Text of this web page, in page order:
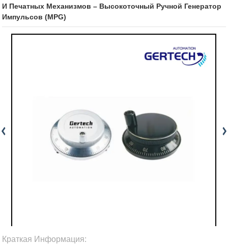
И Печатных Механизмов – Высокоточный Ручной Генератор
Импульсов (MPG)
Краткая Информация: